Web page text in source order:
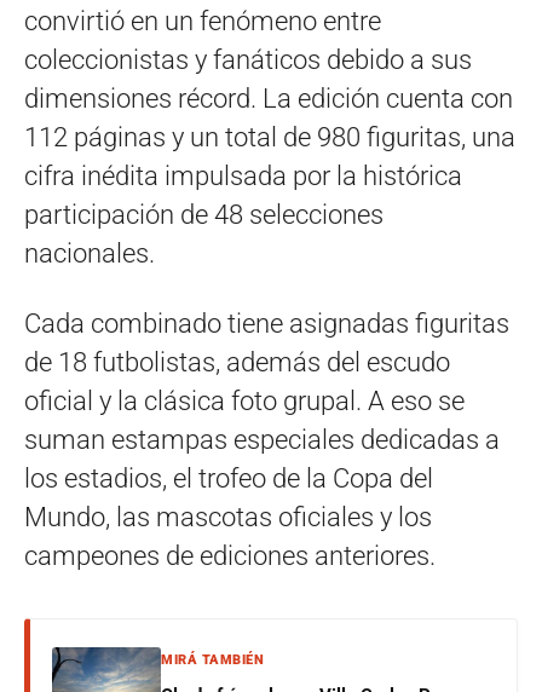
convirtió en un fenómeno entre
coleccionistas y fanáticos debido a sus
dimensiones récord. La edición cuenta con
112 páginas y un total de 980 figuritas, una
cifra inédita impulsada por la histórica
participación de 48 selecciones
nacionales.
Cada combinado tiene asignadas figuritas
de 18 futbolistas, además del escudo
oficial y la clásica foto grupal. A eso se
suman estampas especiales dedicadas a
los estadios, el trofeo de la Copa del
Mundo, las mascotas oficiales y los
campeones de ediciones anteriores.
MIRÁ TAMBIÉN